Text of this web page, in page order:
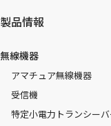
製品情報
無線機器
アマチュア無線機器
受信機
特定小電力トランシー